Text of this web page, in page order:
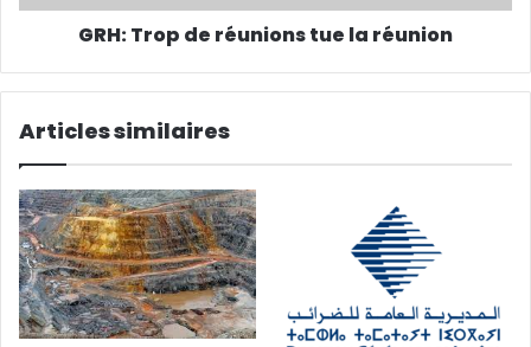
GRH: Trop de réunions tue la réunion
Articles similaires